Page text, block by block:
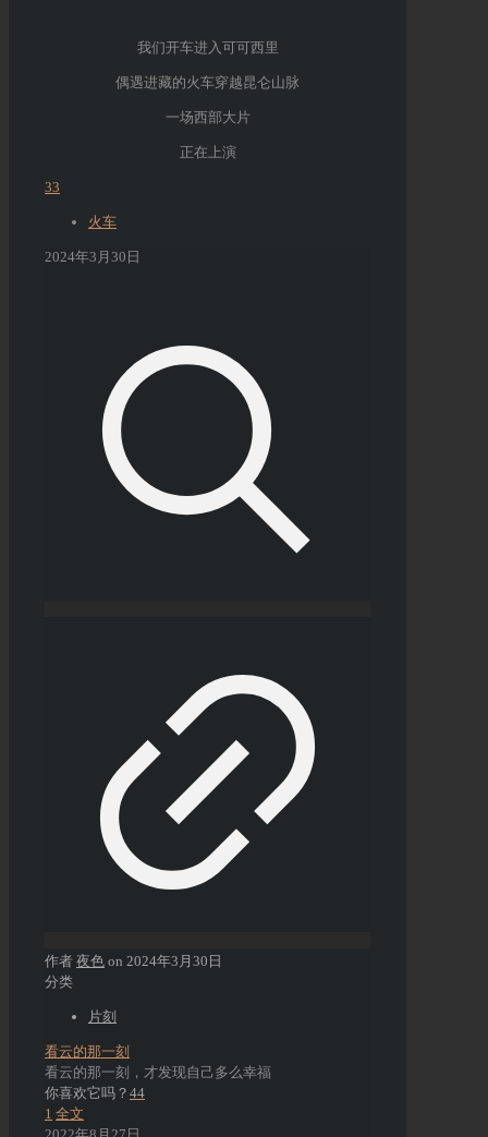
我们开车进入可可西里
偶遇进藏的火车穿越昆仑山脉
一场西部大片
正在上演
33
火车
2024年3月30日
作者 夜色 on 2024年3月30日
分类
片刻
看云的那一刻
看云的那一刻，才发现自己多么幸福
你喜欢它吗？ 44
1 全文